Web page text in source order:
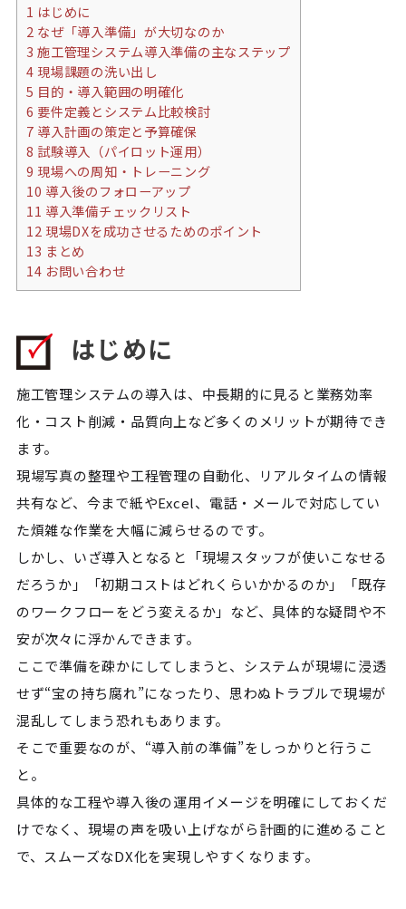
1 はじめに
2 なぜ「導入準備」が大切なのか
3 施工管理システム導入準備の主なステップ
4現場課題の洗い出し
5 目的・導入範囲の明確化
6 要件定義とシステム比較検討
7 導入計画の策定と予算確保
8 試験導入（パイロット運用）
9 現場への周知・トレーニング
10 導入後のフォローアップ
11 導入準備チェックリスト
12現場DXを成功させるためのポイント
13 まとめ
14 お問い合わせ
はじめに
施工管理システムの導入は、中長期的に見ると業務効率
化・コスト削減・品質向上など多くのメリットが期待でき
ます。
現場写真の整理や工程管理の自動化、リアルタイムの情報
共有など、今まで紙やExcel、電話・メールで対応してい
た煩雑な作業を大幅に減らせるのです。
しかし、いざ導入となると「現場スタッフが使いこなせる
だろうか」「初期コストはどれくらいかかるのか」「既存
のワークフローをどう変えるか」など、具体的な疑問や不
安が次々に浮かんできます。
ここで準備を疎かにしてしまうと、システムが現場に浸透
せず“宝の持ち腐れ”になったり、思わぬトラブルで現場が
混乱してしまう恐れもあります。
そこで重要なのが、“導入前の準備”をしっかりと行うこ
と。
具体的な工程や導入後の運用イメージを明確にしておくだ
けでなく、現場の声を吸い上げながら計画的に進めること
で、スムーズなDX化を実現しやすくなります。